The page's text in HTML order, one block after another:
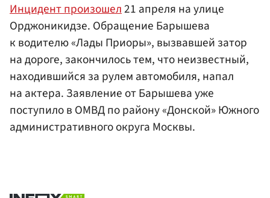
Инцидент произошел21 апреля на улице
Орджоникидзе. Обращение Барышева
к водителю «Лады Приоры», вызвавшей затор
на дороге, закончилось тем, что неизвестный,
находившийся за рулем автомобиля, напал
на актера. Заявление от Барышева уже
поступило в ОМВД по району «Донской» Южного
административного округа Москвы.